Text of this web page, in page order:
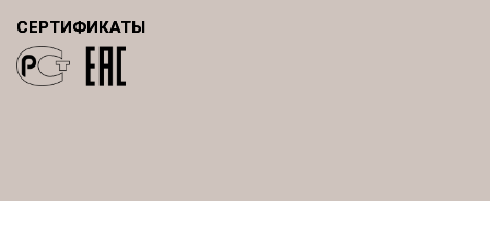
СЕРТИФИКАТЫ